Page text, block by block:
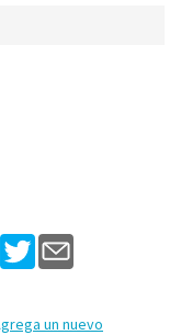
un nuevo